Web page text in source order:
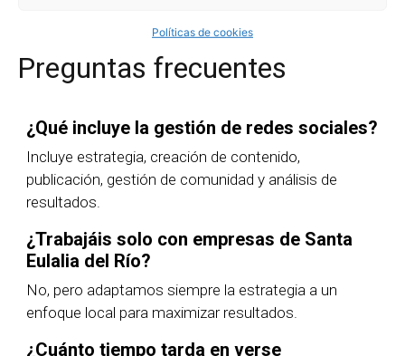
Políticas de cookies
Preguntas frecuentes
¿Qué incluye la gestión de redes sociales?
Incluye estrategia, creación de contenido,
publicación, gestión de comunidad y análisis de
resultados.
¿Trabajáis solo con empresas de Santa
Eulalia del Río?
No, pero adaptamos siempre la estrategia a un
enfoque local para maximizar resultados.
¿Cuánto tiempo tarda en verse